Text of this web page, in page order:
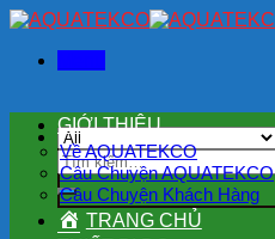
Skip
content
Tìm
kiếm:
GIỚI THIỆU
Về AQUATEKCO
Câu Chuyện AQUATEKCO
Câu Chuyện Khách Hàng
TRANG CHỦ